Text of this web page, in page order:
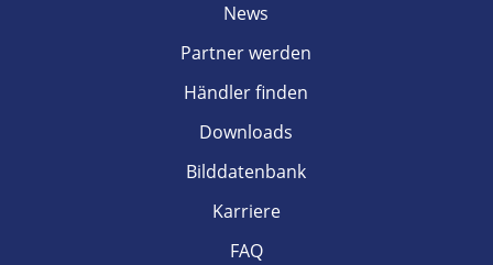
News
Partner werden
Händler finden
Downloads
Bilddatenbank
Karriere
FAQ